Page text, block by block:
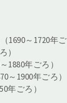
～1720年ご
）
1880年ごろ）
～1900年ごろ）
年ごろ）